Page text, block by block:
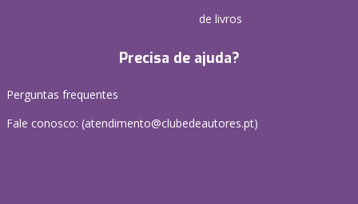
de livros
Precisa de ajuda?
Perguntas frequentes
Fale conosco: (atendimento@clubedeautores.pt)